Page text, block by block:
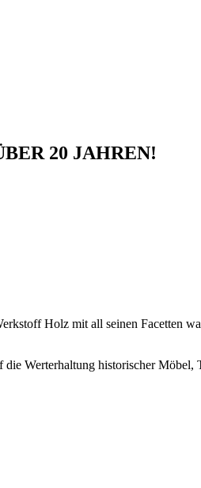
20 JAHREN!
Holz mit all seinen Facetten
Werterhaltung historischer Möbel,